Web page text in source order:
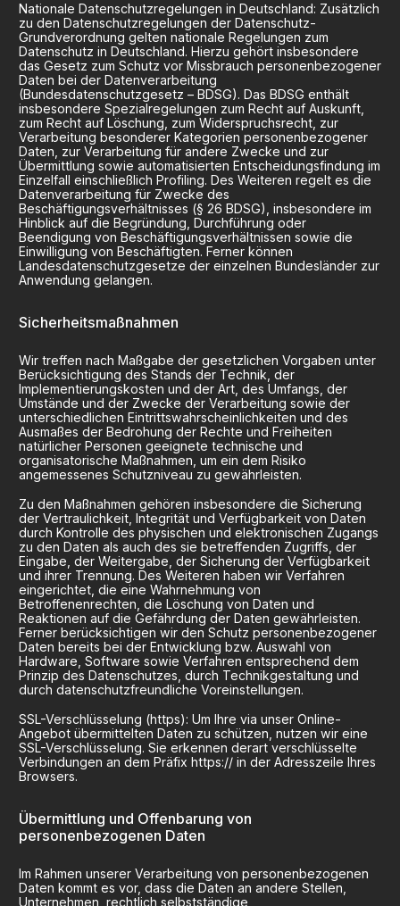
Nationale Datenschutzregelungen in Deutschland: Zusätzlich
zu den Datenschutzregelungen der Datenschutz-
Grundverordnung gelten nationale Regelungen zum
Datenschutz in Deutschland. Hierzu gehört insbesondere
das Gesetz zum Schutz vor Missbrauch personenbezogener
Daten bei der Datenverarbeitung
(Bundesdatenschutzgesetz – BDSG). Das BDSG enthält
insbesondere Spezialregelungen zum Recht auf Auskunft,
zum Recht auf Löschung, zum Widerspruchsrecht, zur
Verarbeitung besonderer Kategorien personenbezogener
Daten, zur Verarbeitung für andere Zwecke und zur
Übermittlung sowie automatisierten Entscheidungsfindung im
Einzelfall einschließlich Profiling. Des Weiteren regelt es die
Datenverarbeitung für Zwecke des
Beschäftigungsverhältnisses (§ 26 BDSG), insbesondere im
Hinblick auf die Begründung, Durchführung oder
Beendigung von Beschäftigungsverhältnissen sowie die
Einwilligung von Beschäftigten. Ferner können
Landesdatenschutzgesetze der einzelnen Bundesländer zur
Anwendung gelangen.
Sicherheitsmaßnahmen
Wir treffen nach Maßgabe der gesetzlichen Vorgaben unter
Berücksichtigung des Stands der Technik, der
Implementierungskosten und der Art, des Umfangs, der
Umstände und der Zwecke der Verarbeitung sowie der
unterschiedlichen Eintrittswahrscheinlichkeiten und des
Ausmaßes der Bedrohung der Rechte und Freiheiten
natürlicher Personen geeignete technische und
organisatorische Maßnahmen, um ein dem Risiko
angemessenes Schutzniveau zu gewährleisten.
Zu den Maßnahmen gehören insbesondere die Sicherung
der Vertraulichkeit, Integrität und Verfügbarkeit von Daten
durch Kontrolle des physischen und elektronischen Zugangs
zu den Daten als auch des sie betreffenden Zugriffs, der
Eingabe, der Weitergabe, der Sicherung der Verfügbarkeit
und ihrer Trennung. Des Weiteren haben wir Verfahren
eingerichtet, die eine Wahrnehmung von
Betroffenenrechten, die Löschung von Daten und
Reaktionen auf die Gefährdung der Daten gewährleisten.
Ferner berücksichtigen wir den Schutz personenbezogener
Daten bereits bei der Entwicklung bzw. Auswahl von
Hardware, Software sowie Verfahren entsprechend dem
Prinzip des Datenschutzes, durch Technikgestaltung und
durch datenschutzfreundliche Voreinstellungen.
SSL-Verschlüsselung (https): Um Ihre via unser Online-
Angebot übermittelten Daten zu schützen, nutzen wir eine
SSL-Verschlüsselung. Sie erkennen derart verschlüsselte
Verbindungen an dem Präfix https:// in der Adresszeile Ihres
Browsers.
Übermittlung und Offenbarung von
personenbezogenen Daten
Im Rahmen unserer Verarbeitung von personenbezogenen
Daten kommt es vor, dass die Daten an andere Stellen,
Unternehmen, rechtlich selbstständige